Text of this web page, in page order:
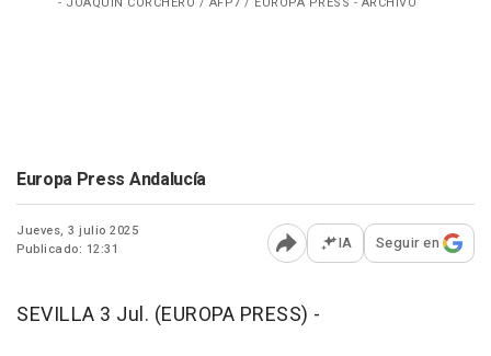
Europa Press Andalucía
Jueves, 3 julio 2025
Publicado: 12:31
Abrir opciones para
IA Seguir en
SEVILLA 3 Jul. (EUROPA PRESS) -